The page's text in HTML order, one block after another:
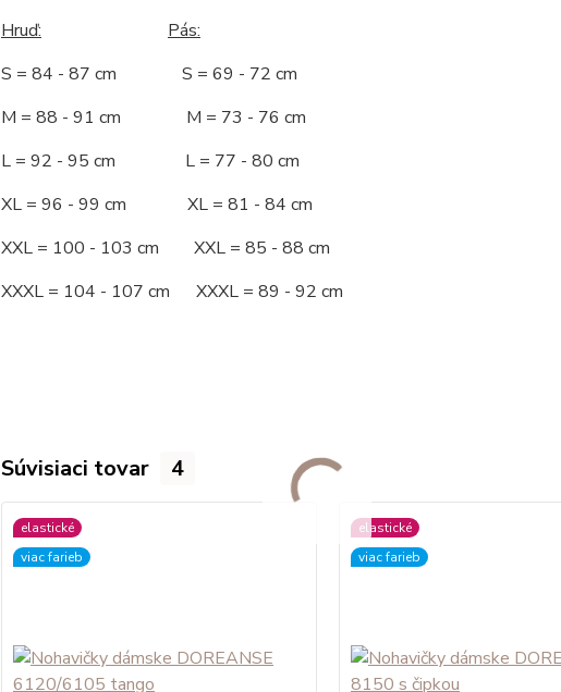
Hruď:
Pás:
S = 84 - 87 cm S = 69 - 72 cm
M = 88 - 91 cm M = 73 - 76 cm
L = 92 - 95 cm L = 77 - 80 cm
XL = 96 - 99 cm XL = 81 - 84 cm
XXL = 100 - 103 cm XXL = 85 - 88 cm
XXXL = 104 - 107 cm XXXL = 89 - 92 cm
Súvisiaci tovar 4
elastické
viac farieb
elastické
viac farieb